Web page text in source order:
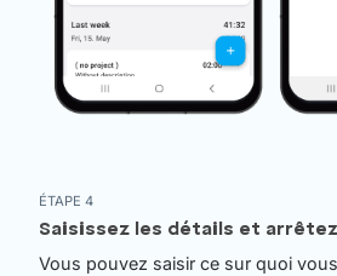
ÉTAPE 4
Saisissez les détails et
Vous pouvez saisir ce sur quoi